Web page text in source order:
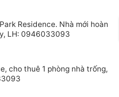
Residence. Nhà mới hoàn
LH: 0946033093
cho thuê 1 phòng nhà trống,